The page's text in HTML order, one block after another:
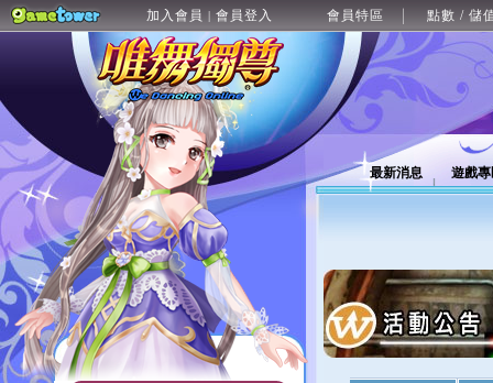
加入會員 | 會員登入 會員特區 點數 / 儲
最新消息 遊戲